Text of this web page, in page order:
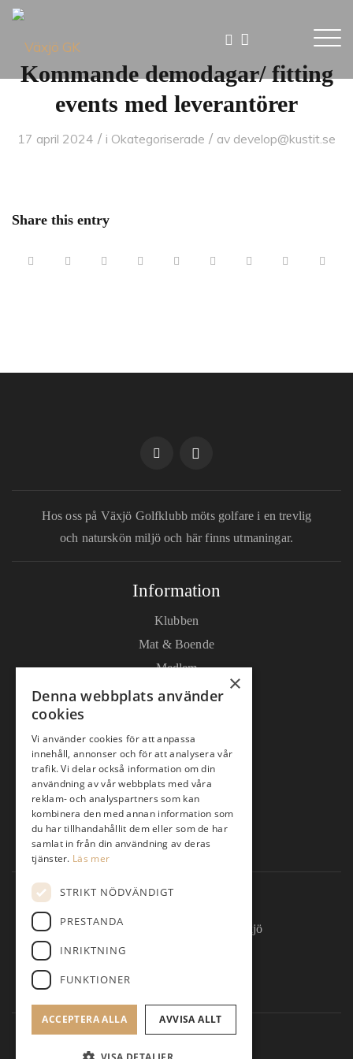
Kommande demodagar/ fitting
events med leverantörer
17 april 2024 / i Okategoriserade / av develop@kustit.se
Share this entry
Hos oss på Växjö Golfklubb möts golfare i en trevlig
och naturskön miljö och här finns utmaningar.
Information
Klubben
Mat & Boende
Medlem
Träning
Gäst
Kontakt/öppettider
Banan
Öppettider i shopen
Profilprodukter företag
Kontakta
Araby Herrgård 352 60 Växjö
klubbchef@vaxjogk.com
×
Denna webbplats använder
cookies
Vi använder cookies för att anpassa
innehåll, annonser och för att analysera vår
trafik. Vi delar också information om din
användning av vår webbplats med våra
reklam- och analyspartners som kan
kombinera den med annan information som
du har tillhandahållit dem eller som de har
samlat in från din användning av deras
tjänster. Läs mer
STRIKT NÖDVÄNDIGT
PRESTANDA
INRIKTNING
FUNKTIONER
ACCEPTERA ALLA AVVISA ALLT